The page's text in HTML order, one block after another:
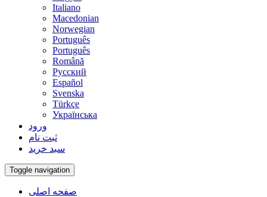
Italiano
Macedonian
Norwegian
Português
Português
Română
Русский
Español
Svenska
Türkçe
Українська
ورود
ثبت نام
سبد خرید
Toggle navigation
صفحه اصلی